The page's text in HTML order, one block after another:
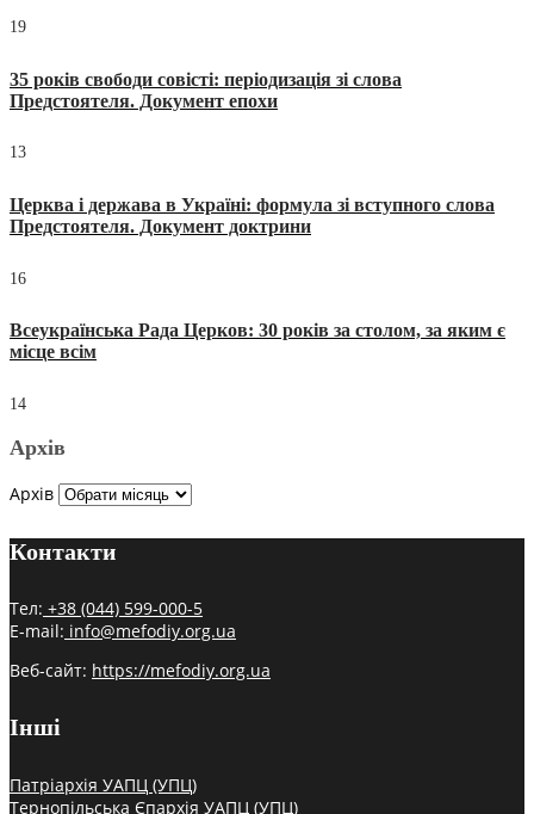
19
35 років свободи совісті: періодизація зі слова
Предстоятеля. Документ епохи
13
Церква і держава в Україні: формула зі вступного слова
Предстоятеля. Документ доктрини
16
Всеукраїнська Рада Церков: 30 років за столом, за яким є
місце всім
14
Архів
Архів
Контакти
Тел: +38 (044) 599-000-5
E-mail: info@mefodiy.org.ua
Веб-сайт: https://mefodiy.org.ua
Інші
Патріархія УАПЦ (УПЦ)
Тернопільська Єпархія УАПЦ (УПЦ)